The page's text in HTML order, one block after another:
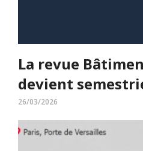
La revue
devient
26/03/2026